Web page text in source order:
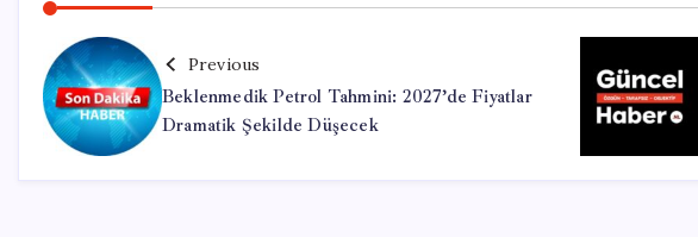
Previous
Beklenmedik Petrol Tahmini: 2027’de Fiyatlar
Dramatik Şekilde Düşecek